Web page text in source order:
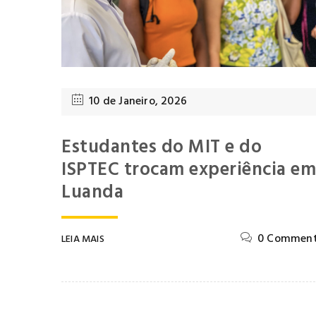
10 de Janeiro, 2026
Estudantes do MIT e do
ISPTEC trocam experiência em
Luanda
LEIA MAIS 0